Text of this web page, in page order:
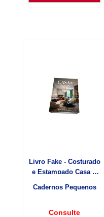
Livro Fake - Costurado
e Estampado Casa &
Cadernos Pequenos
Consulte